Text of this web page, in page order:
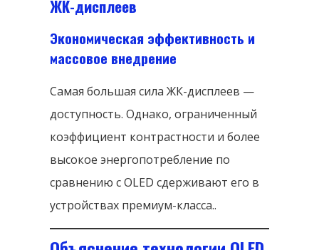
ЖК-дисплеев
Экономическая эффективность и
массовое внедрение
Самая большая сила ЖК-дисплеев —
доступность. Однако, ограниченный
коэффициент контрастности и более
высокое энергопотребление по
сравнению с OLED сдерживают его в
устройствах премиум-класса..